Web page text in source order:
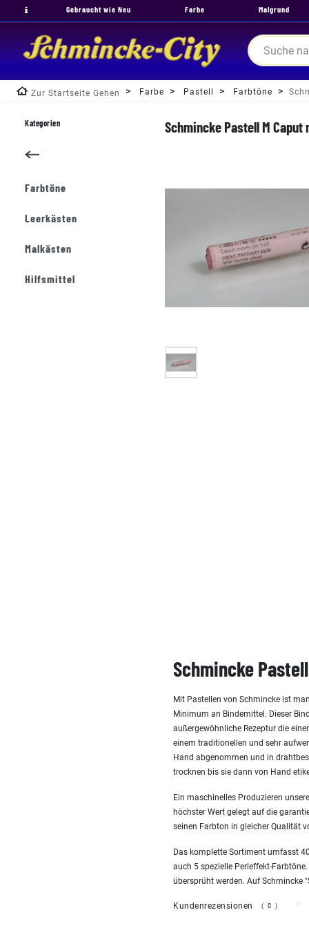
Gebraucht wie Neu Farbe Malgrund
Zur Startseite Gehen Farbe Pastell Farbtöne
Schmincke Pastell M
Schmincke Pastell
Mit Pastellen von Schmincke ist
Minimum an Bindemittel. Dieser
außergewöhnliche Rezeptur die
einem traditionellen und sehr
Hand abgenommen und in
trocknen bis sie dann von Hand
Ein maschinelles Produzieren
höchster Wert gelegt auf die
seinen Farbton in gleicher Qualität
Das komplette Sortiment umfasst
auch 5 spezielle Perleffekt-
übersprüht werden. Auf Schmincke
Kundenrezensionen (0)
Kategorien
Farbtöne
Leerkästen
Malkästen
Hilfsmittel